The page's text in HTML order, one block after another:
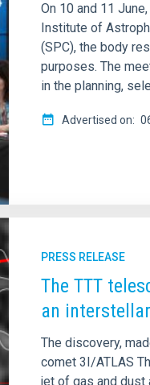
On 10 and 11
Institute of
(SPC), the body
purposes. The
in the planning,
Advertised on
PRESS RELEASE
The TTT
an
The discovery,
comet 3I/ATLAS
jet of gas and dust